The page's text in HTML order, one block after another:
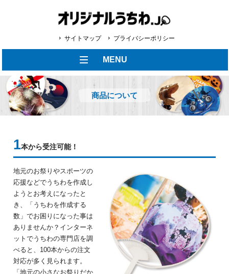
サイトマップ プライバシーポリシー
MENU
商品について
1本から受注可能！
地元のお祭りやスポーツの
応援などでうちわを作成し
ようとお考えになったと
き、
「うちわを作成する
数」でお困りになった事は
ありませんか？ インターネ
ットでうちわの専門店を調
べると、100本からの注文
対応が多く見られます。
「地元の小さなお祭りだか